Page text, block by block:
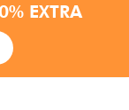
EXTRA